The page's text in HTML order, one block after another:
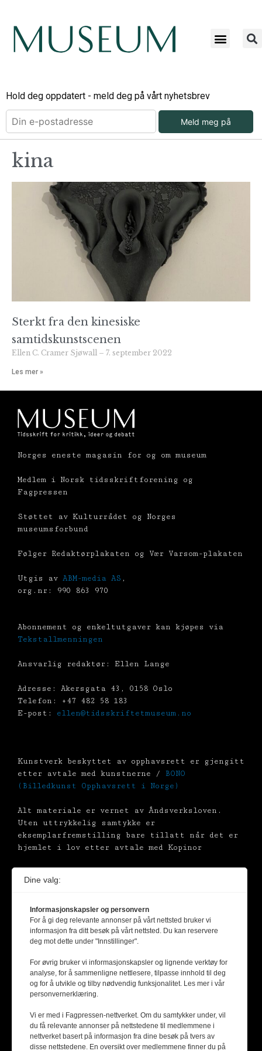
Hold deg oppdatert - meld deg på vårt nyhetsbrev
Meld meg på
kina
Sterkt fra den kinesiske
samtidskunstscenen
Ellen C. Cramer Sjøwall 7. september 2022
Les mer »
Norges eneste magasin for og om museum
Medlem i Norsk tidsskriftforening og
Fagpressen
Støttet av Kulturrådet og Norges
museumsforbund
Følger Redaktørplakaten og Vær Varsom-plakaten
Utgis av ABM-media AS ,
org.nr: 990 863 970
Abonnement og enkeltutgaver kan kjøpes via
Tekstallmenningen
Ansvarlig redaktør: Ellen Lange
Adresse: Akersgata 43, 0158 Oslo
Telefon: +47 482 58 183
E-post: ellen@tidsskriftetmuseum.no
Kunstverk beskyttet av opphavsrett er gjengitt
etter avtale med kunstnerne / BONO
(Billedkunst Opphavsrett i Norge)
Alt materiale er vernet av Åndsverksloven.
Uten uttrykkelig samtykke er
eksemplarfremstilling bare tillatt når det er
hjemlet i lov etter avtale med Kopinor
Dine valg:
Informasjonskapsler og personvern
For å gi deg relevante annonser på vårt nettsted bruker vi
informasjon fra ditt besøk på vårt nettsted. Du kan reservere
deg mot dette under "Innstillinger".
For øvrig bruker vi informasjonskapsler og lignende verktøy for
analyse, for å sammenligne nettlesere, tilpasse innhold til deg
og for å utvikle og tilby nødvendig funksjonalitet. Les mer i vår
personvernerklæring.
Vi er med i Fagpressen-nettverket. Om du samtykker under, vil
du få relevante annonser på nettstedene til medlemmene i
nettverket basert på informasjon fra dine besøk på tvers av
disse nettstedene. En oversikt over medlemmene finner du på